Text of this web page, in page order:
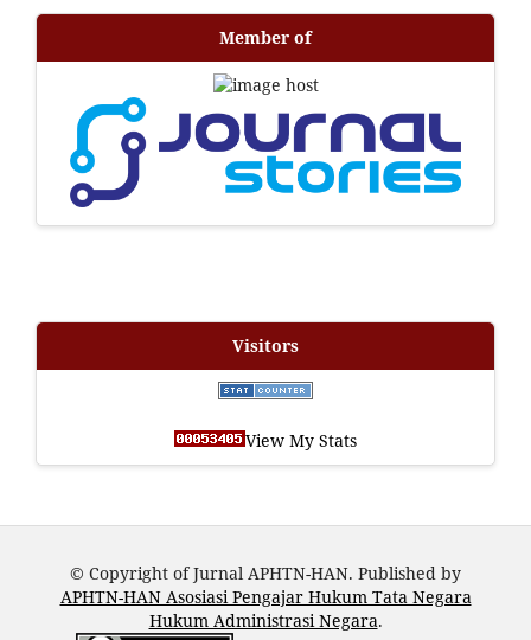
Member of
Visitors
View My Stats
© Copyright of Jurnal APHTN-HAN. Published by
APHTN-HAN Asosiasi Pengajar Hukum Tata Negara
Hukum Administrasi Negara.